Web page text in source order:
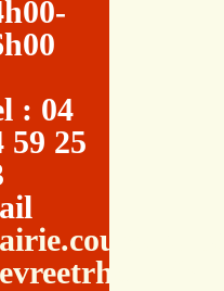
: 04
59 25